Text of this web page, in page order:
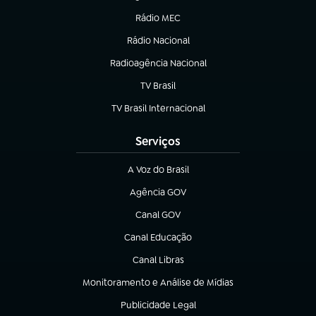
Rádio MEC
(abre em nova aba)
Rádio Nacional
Radioagência Nacional
(abre em nova aba)
TV Brasil
(abre em nova aba)
TV Brasil Internacional
(abre em nova aba)
Serviços
A Voz do Brasil
(abre em nova aba)
Agência GOV
(abre em nova aba)
Canal GOV
(abre em nova aba)
Canal Educação
(abre em nova aba)
Canal Libras
(abre em nova aba)
Monitoramento e Análise de Mídias
(abre em nova aba)
Publicidade Legal
(abre em nova aba)